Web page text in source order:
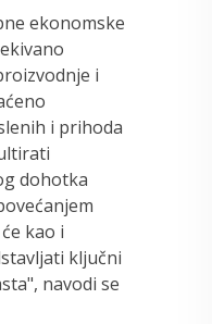
ekonomske
i
i prihoda
dohotka
kao i
ključni
navodi se